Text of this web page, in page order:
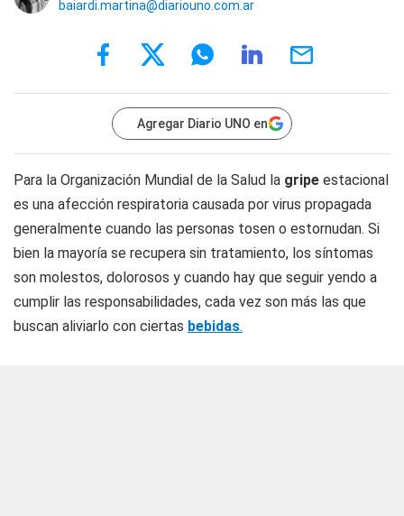
baiardi.martina@diariouno.com.ar
Agregar Diario UNO en
Para la Organización Mundial de la Salud la gripe estacional
es una afección respiratoria causada por virus propagada
generalmente cuando las personas tosen o estornudan. Si
bien la mayoría se recupera sin tratamiento, los síntomas
son molestos, dolorosos y cuando hay que seguir yendo a
cumplir las responsabilidades, cada vez son más las que
buscan aliviarlo con ciertas bebidas.